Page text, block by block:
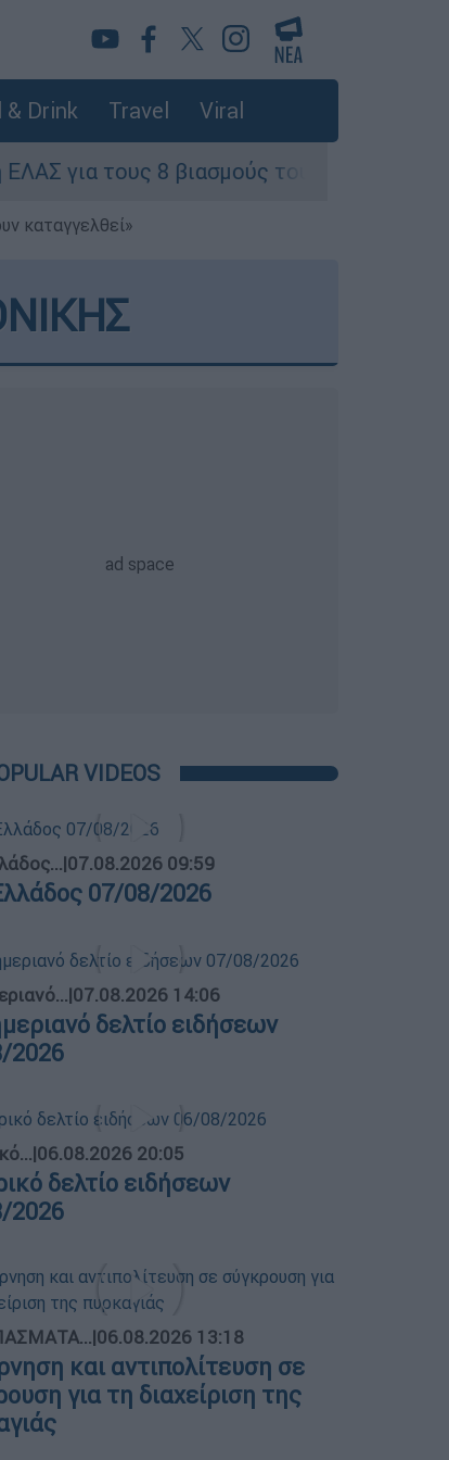
& Drink Travel Viral
τουριστριών - «Μόνο 3
καταγγελθεί»
VIDEOS
|07.08.2026 09:59
07/08/2026
|07.08.2026 14:06
δελτίο ειδήσεων
2026
|06.08.2026 20:05
δελτίο ειδήσεων
2026
|06.08.2026 13:18
και αντιπολίτευση σε
για τη διαχείριση της